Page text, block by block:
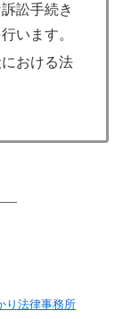
訟手続き
います。
おける法
り法律事務所